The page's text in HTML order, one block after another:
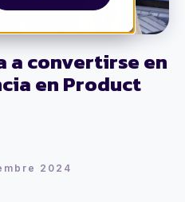
a convertirse en
en Product
2024